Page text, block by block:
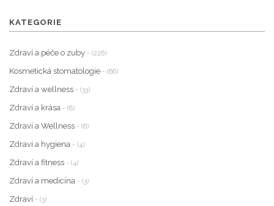
KATEGORIE
Zdraví a péče o zuby - (226)
Kosmetická stomatologie - (66)
Zdraví a wellness - (33)
Zdraví a krása - (8)
Zdraví a Wellness - (6)
Zdraví a hygiena - (4)
Zdraví a fitness - (4)
Zdraví a medicína - (3)
Zdraví - (3)